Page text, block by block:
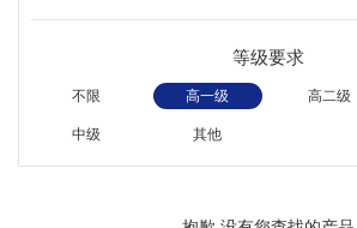
等级要求
不限 高一级 高二级
中级 其他